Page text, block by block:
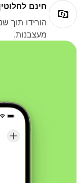
חינם
הורידו תוך
מעצבנות.